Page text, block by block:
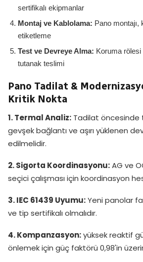
sertifikalı ekipmanlar
Montaj ve Kablolama: Pano montajı,
etiketleme
Test ve Devreye Alma: Koruma rölesi
tutanak teslimi
Pano Tadilat &
Kritik Nokta
1. Termal Analiz: Tadilat öncesinde
gevşek bağlantı ve aşırı yüklenen
edilmelidir.
2. Sigorta Koordinasyonu:AG ve
seçici çalışması için koordinasyon
3. IEC 61439 Uyumu:Yeni panolar
ve tip sertifikalı olmalıdır.
4. Kompanzasyon:yüksek reaktif
önlemek için güç faktörü 0,98'in